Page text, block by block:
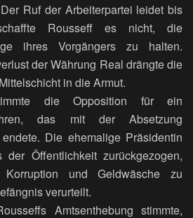
Ruf der Arbeiterpartei leidet bis
Rousseff es nicht, die
ihres Vorgängers zu halten.
der Währung Real drängte die
in die Armut.
die Opposition für ein
das mit der Absetzung
Die ehemalige Präsidentin
Öffentlichkeit zurückgezogen,
und Geldwäsche zu
verurteilt.
Amtsenthebung stimmte,